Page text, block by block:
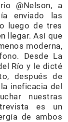
@Nelson, a
enviado las
luego de tres
llegar. Así que
moderna,
Desde La
Río y le dicté
después de
ineficacia del
nuestras
es un
de ambos